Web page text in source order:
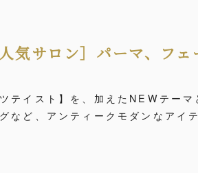
気サロン］パーマ、フェ
イスト】を、加えたNEWテーマ
ど、アンティークモダンなアイ